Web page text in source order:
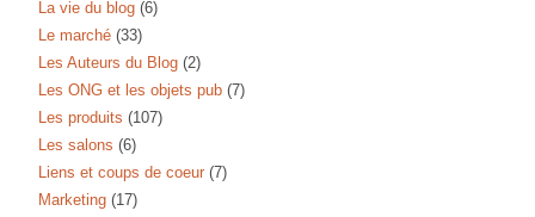
La vie du blog (6)
Le marché (33)
Les Auteurs du Blog (2)
Les ONG et les objets pub (7)
Les produits (107)
Les salons (6)
Liens et coups de coeur (7)
Marketing (17)